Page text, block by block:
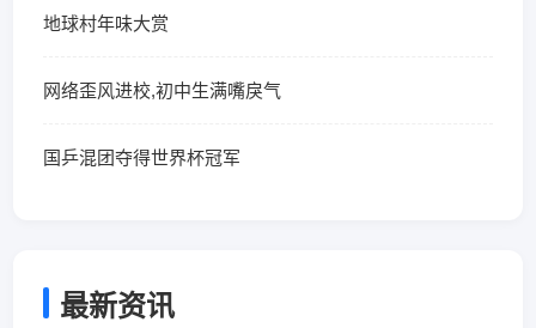
地球村年味大赏
网络歪风进校,初中生满嘴戾气
国乒混团夺得世界杯冠军
最新资讯